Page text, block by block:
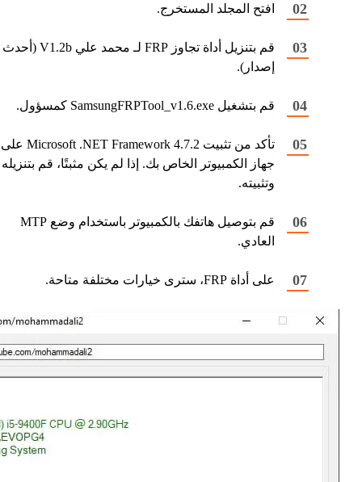
افتح المجلد المستخرج.
قم بتنزيل أداة تجاوز FRP لـ محمد علي V1.2b (أحدث
إصدار).
قم بتشغيل SamsungFRPTool_v1.6.exe كمسؤول.
تأكد من تثبيت Microsoft .NET Framework 4.7.2 على
جهاز الكمبيوتر الخاص بك. إذا لم يكن مثبتًا، قم بتنزيله
وتثبيته.
قم بتوصيل هاتفك بالكمبيوتر باستخدام وضع MTP
العادي.
على أداة FRP، سترى خيارات مختلفة متاحة.